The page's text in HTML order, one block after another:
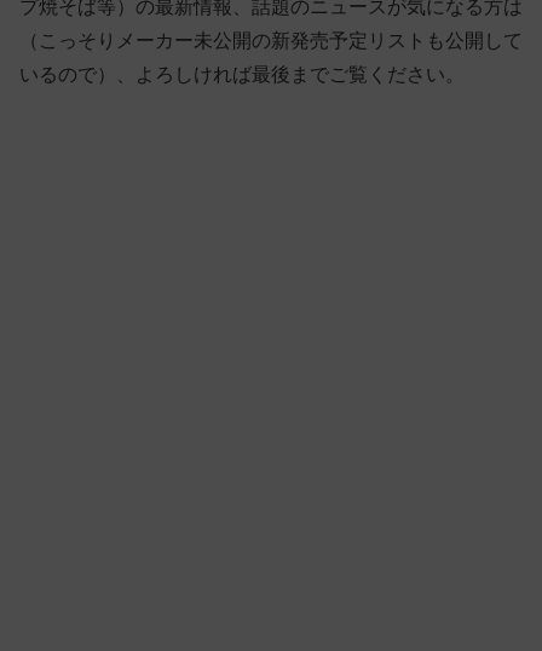
プ焼そば等）の最新情報、話題のニュースが気になる方は
（こっそりメーカー未公開の新発売予定リストも公開して
いるので）、よろしければ最後までご覧ください。